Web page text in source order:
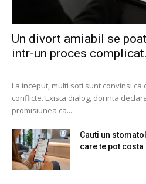
Un divort amiabil se
intr-un proces
La inceput, multi soti sunt convinsi
conflicte. Exista dialog, dorinta
promisiunea ca...
Cauti un
care te pot